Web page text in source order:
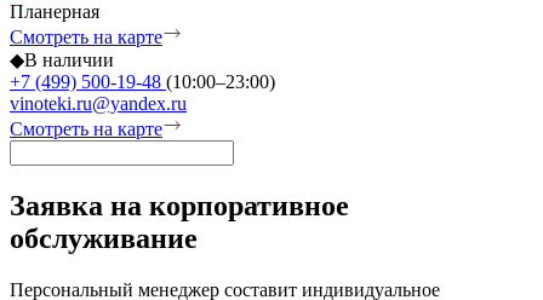
Планерная
Смотреть на карте
◆В наличии
+7 (499) 500-19-48 (10:00–23:00)
vinoteki.ru@yandex.ru
Смотреть на карте
Заявка на корпоративное
обслуживание
Персональный менеджер составит индивидуальное